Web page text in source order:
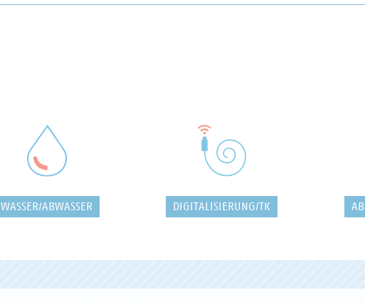
WASSER/ABWASSER DIGITALISIERUNG/TK